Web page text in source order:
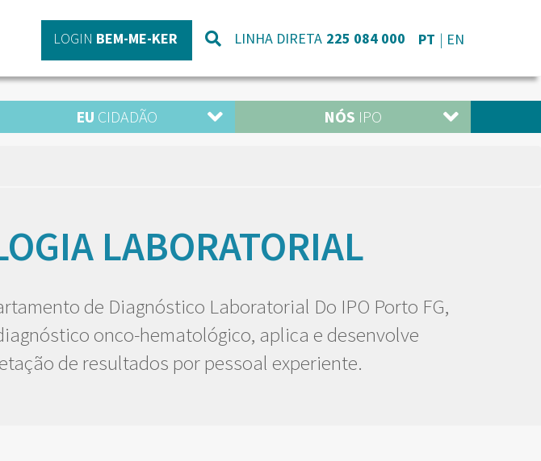
LOGIN BEM-ME-KER LINHA DIRETA 225 084 000 PT EN
EU CIDADÃO NÓS IPO
LABORATORIAL
de Diagnóstico Laboratorial Do IPO Porto FG,
onco-hematológico, aplica e desenvolve
de resultados por pessoal experiente.